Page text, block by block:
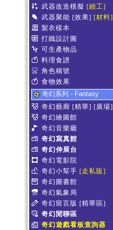
武器改造模擬 [細工]
武器聚能 [效果] [材料]
製衣樣本
打鐵設計圖
可生產物品
料理食譜
角色稱號
食物效果
奇幻系列 - Fantasy
奇幻藝廊 [精華] [廣場]
奇幻繪圖館
奇幻音樂廳
奇幻寫真館
奇幻伸展台
奇幻電影院
奇幻小幫手 [走私販]
奇幻圖書館
奇幻氣象局
奇幻留言版 [精華區]
奇幻閒聊區
奇幻遊戲看板查詢器